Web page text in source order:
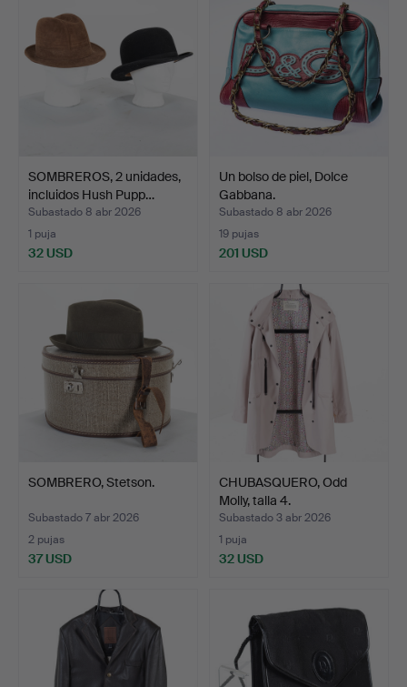
SOMBREROS, 2 unidades,
incluidos Hush Pupp…
Subastado 8 abr 2026
1 puja
32 USD
Un bolso de piel, Dolce
Gabbana.
Subastado 8 abr 2026
19 pujas
201 USD
SOMBRERO, Stetson.
Subastado 7 abr 2026
2 pujas
37 USD
CHUBASQUERO, Odd
Molly, talla 4.
Subastado 3 abr 2026
1 puja
32 USD